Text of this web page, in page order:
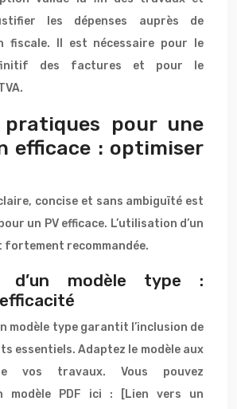
les dépenses auprès de
fiscale. Il est nécessaire pour le
des factures et pour le
pratiques pour une
efficace : optimiser
concise et sans ambiguïté est
un PV efficace. L’utilisation d’un
fortement recommandée.
d’un modèle type :
modèle type garantit l’inclusion de
essentiels. Adaptez le modèle aux
vos travaux. Vous pouvez
modèle PDF ici : [Lien vers un